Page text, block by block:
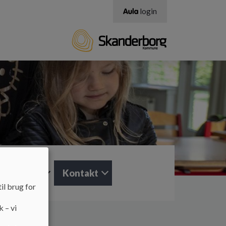
login
Kontakt
brug for
– vi